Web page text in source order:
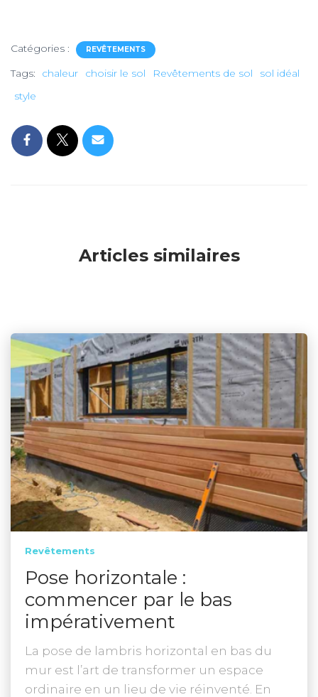
Catégories : REVÊTEMENTS
Tags: chaleur choisir le sol Revêtements de sol
sol idéal
style
Articles similaires
Revêtements
Pose horizontale :
commencer par le bas
impérativement
La pose de lambris horizontal en bas du
mur est l’art de transformer un espace
ordinaire en un lieu de vie réinventé. En